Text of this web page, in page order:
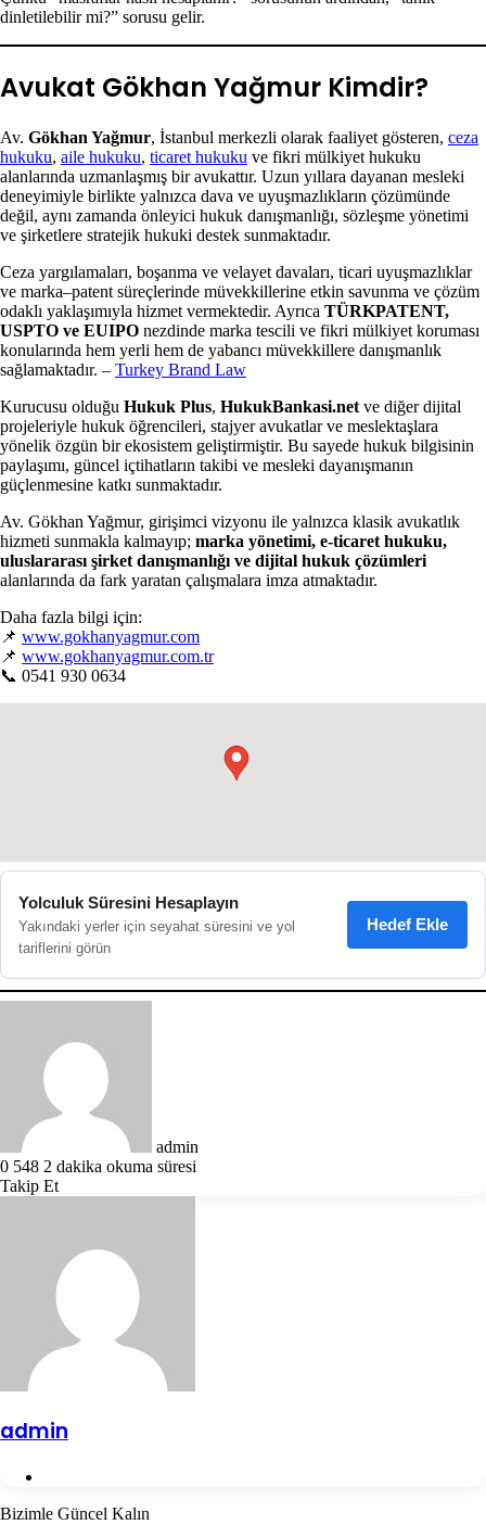
dinletilebilir mi?” sorusu gelir.
Avukat Gökhan Yağmur Kimdir?
Av. Gökhan Yağmur, İstanbul merkezli olarak faaliyet gösteren, ceza
hukuku, aile hukuku, ticaret hukuku ve fikri mülkiyet hukuku
alanlarında uzmanlaşmış bir avukattır. Uzun yıllara dayanan mesleki
deneyimiyle birlikte yalnızca dava ve uyuşmazlıkların çözümünde
değil, aynı zamanda önleyici hukuk danışmanlığı, sözleşme yönetimi
ve şirketlere stratejik hukuki destek sunmaktadır.
Ceza yargılamaları, boşanma ve velayet davaları, ticari uyuşmazlıklar
ve marka–patent süreçlerinde müvekkillerine etkin savunma ve çözüm
odaklı yaklaşımıyla hizmet vermektedir. Ayrıca TÜRKPATENT,
USPTO ve EUIPO nezdinde marka tescili ve fikri mülkiyet koruması
konularında hem yerli hem de yabancı müvekkillere danışmanlık
sağlamaktadır. – Turkey Brand Law
Kurucusu olduğu Hukuk Plus, HukukBankasi.net ve diğer dijital
projeleriyle hukuk öğrencileri, stajyer avukatlar ve meslektaşlara
yönelik özgün bir ekosistem geliştirmiştir. Bu sayede hukuk bilgisinin
paylaşımı, güncel içtihatların takibi ve mesleki dayanışmanın
güçlenmesine katkı sunmaktadır.
Av. Gökhan Yağmur, girişimci vizyonu ile yalnızca klasik avukatlık
hizmeti sunmakla kalmayıp; marka yönetimi, e-ticaret hukuku,
uluslararası şirket danışmanlığı ve dijital hukuk çözümleri
alanlarında da fark yaratan çalışmalara imza atmaktadır.
Daha fazla bilgi için:
📌 www.gokhanyagmur.com
📌 www.gokhanyagmur.com.tr
📞 0541 930 0634
●
Yolculuk Süresini Hesaplayın
Yakındaki yerler için seyahat süresini ve yol
tariflerini görün
Hedef Ekle
admin
0 548 2 dakika okuma süresi
Takip Et
admin
Bizimle Güncel Kalın